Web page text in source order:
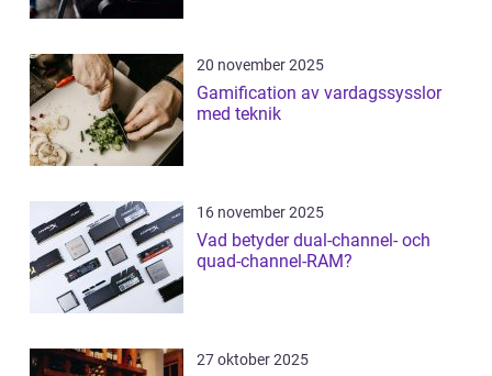
20 november 2025
Gamification av vardagssysslor
med teknik
16 november 2025
Vad betyder dual-channel- och
quad-channel-RAM?
27 oktober 2025